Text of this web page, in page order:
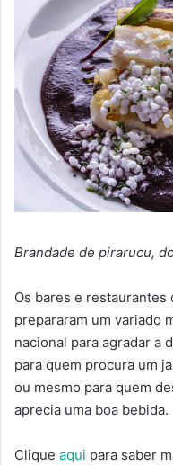
Brandade de pirarucu,
Os bares e
prepararam um variado
nacional para agradar a
para quem procura um
ou mesmo para quem
aprecia uma boa bebida.
Clique aqui para saber